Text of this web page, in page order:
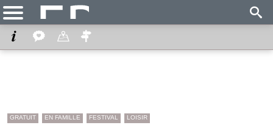
GRATUIT EN FAMILLE FESTIVAL LOISIR